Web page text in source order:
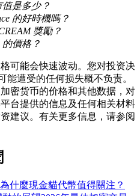
分析
值是多少？
的好時機嗎？
獎勵？
的價格？
可能会快速波动。您对投资决
能遭受的任何损失概不负责。
密货币的价格和其他数据，对
台提供的信息及任何相关材料
建议。有关更多信息，请参阅
為什麼現金貓代幣值得關注？